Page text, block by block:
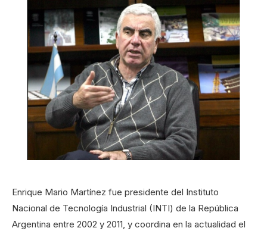
Enrique Mario Martínez fue presidente del Instituto
Nacional de Tecnología Industrial (INTI) de la República
Argentina entre 2002 y 2011, y coordina en la actualidad el